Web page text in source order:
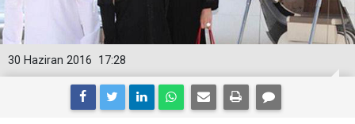
17:28
30 Haziran 2016